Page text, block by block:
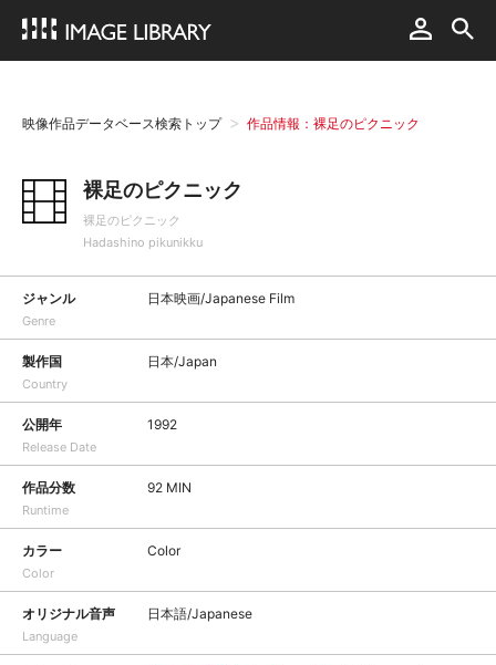
映像作品データベース検索トップ 作品情報：裸足のピクニック
裸足のピクニック
裸足のピクニック
Hadashino pikunikku
ジャンル
Genre
日本映画/Japanese Film
製作国
Country
日本/Japan
公開年
Release Date
1992
作品分数
Runtime
92 MIN
カラー
Color
Color
オリジナル音声
Language
日本語/Japanese